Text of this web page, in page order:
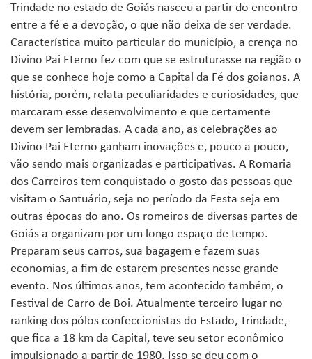
Trindade no estado de Goiás nasceu a partir do encontro
entre a fé e a devoção, o que não deixa de ser verdade.
Característica muito particular do município, a crença no
Divino Pai Eterno fez com que se estruturasse na região o
que se conhece hoje como a Capital da Fé dos goianos. A
história, porém, relata peculiaridades e curiosidades, que
marcaram esse desenvolvimento e que certamente
devem ser lembradas. A cada ano, as celebrações ao
Divino Pai Eterno ganham inovações e, pouco a pouco,
vão sendo mais organizadas e participativas. A Romaria
dos Carreiros tem conquistado o gosto das pessoas que
visitam o Santuário, seja no período da Festa seja em
outras épocas do ano. Os romeiros de diversas partes de
Goiás a organizam por um longo espaço de tempo.
Preparam seus carros, sua bagagem e fazem suas
economias, a fim de estarem presentes nesse grande
evento. Nos últimos anos, tem acontecido também, o
Festival de Carro de Boi. Atualmente terceiro lugar no
ranking dos pólos confeccionistas do Estado, Trindade,
que fica a 18 km da Capital, teve seu setor econômico
impulsionado a partir de 1980. Isso se deu com o